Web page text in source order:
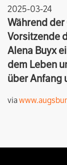
2025-03-24
Während
Vorsitzende
Alena Buyx
dem Leben
über Anfang
via